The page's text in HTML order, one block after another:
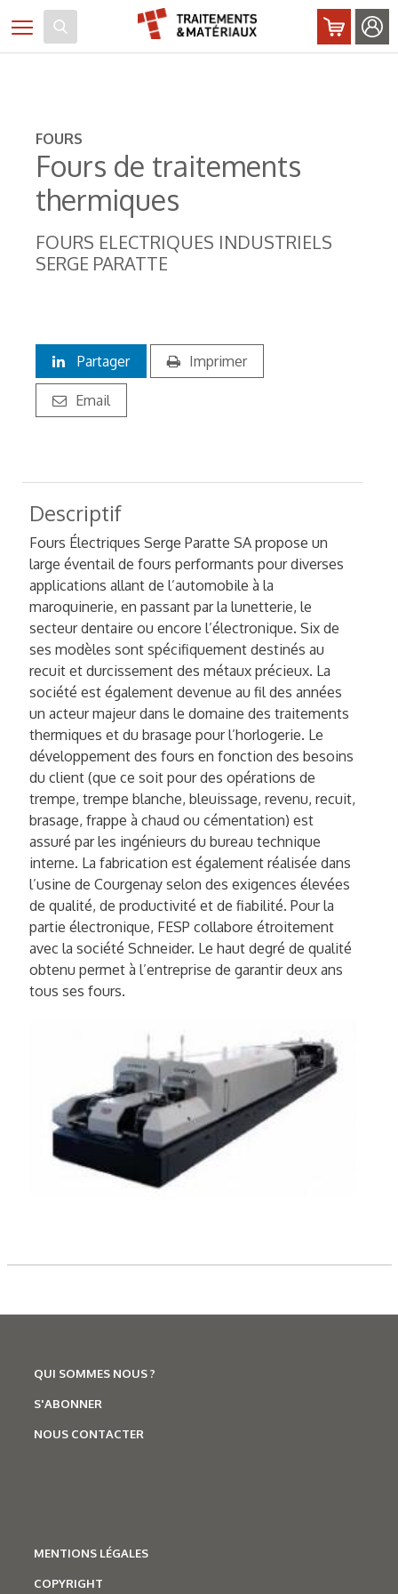
Toggle navigation
FOURS
Fours de traitements
thermiques
FOURS ELECTRIQUES INDUSTRIELS
SERGE PARATTE
Partager Imprimer
Email
Descriptif
Fours Électriques Serge Paratte SA propose un
large éventail de fours performants pour diverses
applications allant de l’automobile à la
maroquinerie, en passant par la lunetterie, le
secteur dentaire ou encore l’électronique. Six de
ses modèles sont spécifiquement destinés au
recuit et durcissement des métaux précieux. La
société est également devenue au fil des années
un acteur majeur dans le domaine des traitements
thermiques et du brasage pour l’horlogerie. Le
développement des fours en fonction des besoins
du client (que ce soit pour des opérations de
trempe, trempe blanche, bleuissage, revenu, recuit,
brasage, frappe à chaud ou cémentation) est
assuré par les ingénieurs du bureau technique
interne. La fabrication est également réalisée dans
l’usine de Courgenay selon des exigences élevées
de qualité, de productivité et de fiabilité. Pour la
partie électronique, FESP collabore étroitement
avec la société Schneider. Le haut degré de qualité
obtenu permet à l’entreprise de garantir deux ans
tous ses fours.
QUI SOMMES NOUS ?
S'ABONNER
NOUS CONTACTER
MENTIONS LÉGALES
COPYRIGHT
Panneau de gestion des cookies